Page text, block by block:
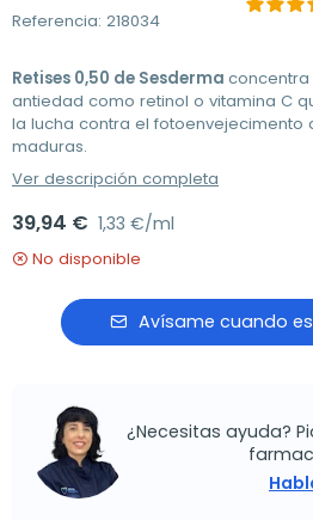
Referencia: 218034
Retises 0,50 de Sesderma concentra
antiedad como retinol o vitamina C
la lucha contra el fotoenvejecimento
maduras.
Ver descripción completa
39,94 € 1,33 €/ml
No disponible
Avísame cuando
¿Necesitas ayuda?